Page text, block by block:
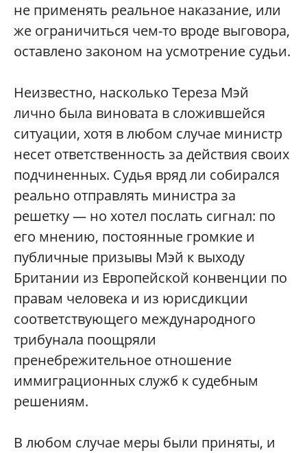
не применять реальное наказание, или
же ограничиться чем-то вроде выговора,
оставлено законом на усмотрение судьи.
Неизвестно, насколько Тереза Мэй
лично была виновата в сложившейся
ситуации, хотя в любом случае министр
несет ответственность за действия своих
подчиненных. Судья вряд ли собирался
реально отправлять министра за
решетку — но хотел послать сигнал: по
его мнению, постоянные громкие и
публичные призывы Мэй к выходу
Британии из Европейской конвенции по
правам человека и из юрисдикции
соответствующего международного
трибунала поощряли
пренебрежительное отношение
иммиграционных служб к судебным
решениям.
В любом случае меры были приняты, и